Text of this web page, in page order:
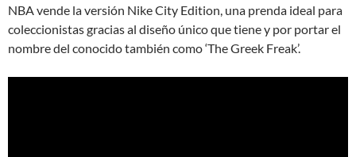
NBA vende la versión Nike City Edition, una prenda ideal para
coleccionistas gracias al diseño único que tiene y por portar el
nombre del conocido también como ‘The Greek Freak’.